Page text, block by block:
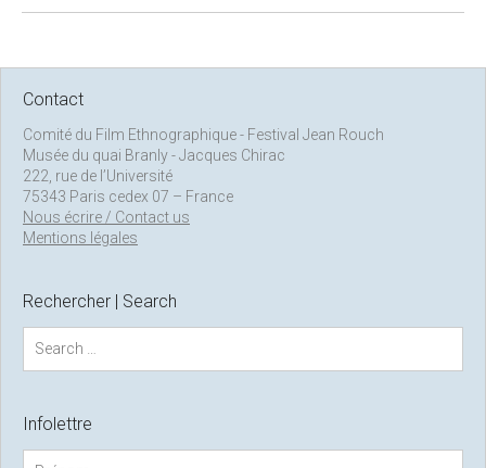
Contact
Comité du Film Ethnographique - Festival Jean Rouch
Musée du quai Branly - Jacques Chirac
222, rue de l’Université
75343 Paris cedex 07 – France
Nous écrire / Contact us
Mentions légales
Rechercher | Search
a
cInfolettre